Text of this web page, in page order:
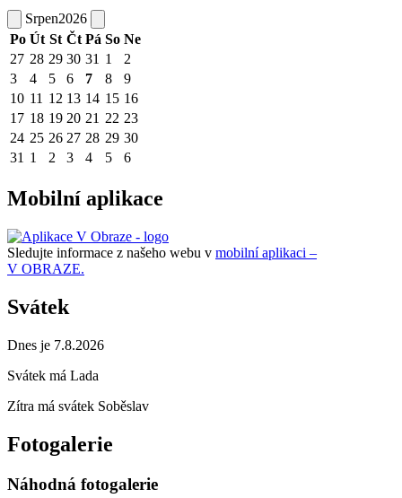
Srpen2026
Po Út St Čt Pá So Ne
27 28 29 30 31 1
2
3
4 5 6 7 8
9
10 11 12 13 14 15 16
17 18 19 20 21 22 23
24 25 26 27 28 29 30
31 1 2 3 4 5 6
Mobilní aplikace
Sledujte informace z našeho webu v mobilní aplikaci –
V OBRAZE.
Svátek
Dnes je 7.8.2026
Svátek má Lada
Zítra má svátek Soběslav
Fotogalerie
Náhodná fotogalerie